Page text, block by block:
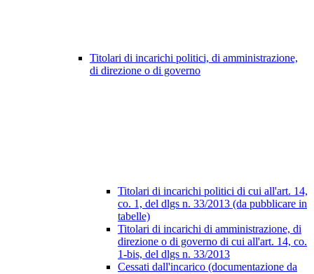
Titolari di incarichi politici, di amministrazione,
di direzione o di governo
Titolari di incarichi politici di cui all'art. 14,
co. 1, del dlgs n. 33/2013 (da pubblicare in
tabelle)
Titolari di incarichi di amministrazione, di
direzione o di governo di cui all'art. 14, co.
1-bis, del dlgs n. 33/2013
Cessati dall'incarico (documentazione da